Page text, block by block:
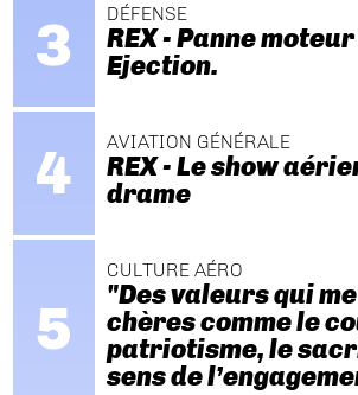
DÉFENSE
REX - Panne
Ejection.
AVIATION GÉNÉRALE
REX - Le show
drame
CULTURE AÉRO
"Des valeurs qui
chères comme le
patriotisme, le
sens de